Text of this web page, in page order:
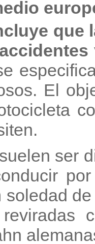
que
El
ser
soledad